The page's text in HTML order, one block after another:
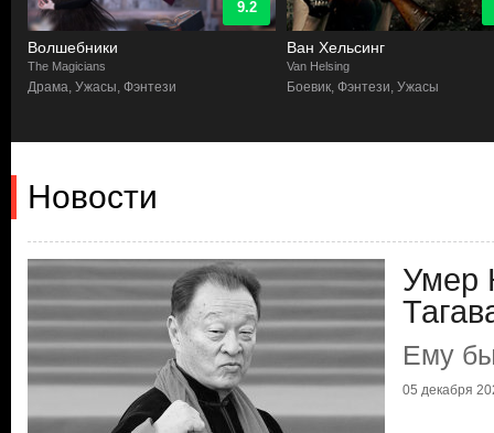
9.2
Волшебники
The Magicians
Драма, Ужасы, Фэнтези
Ван Хельсинг
Van Helsing
Боевик, Фэнтези, Ужасы
Новости
Умер
Ему
05 декабря